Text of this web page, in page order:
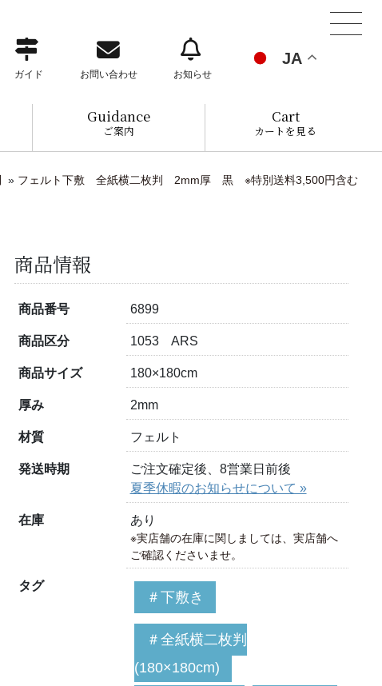
ガイド お問い合わせ お知らせ
JA
Guidance
ご案内
Cart
カートを見る
» フェルト下敷 全紙横二枚判 2mm厚 黒 ※特別送料3,500円含む
商品情報
商品番号 6899
商品区分 1053 ARS
商品サイズ 180×180cm
厚み 2mm
材質 フェルト
発送時期
ご注文確定後、8営業日前後
夏季休暇のお知らせについて »
在庫 あり
※実店舗の在庫に関しましては、実店舗へ
ご確認くださいませ。
タグ
＃下敷き
＃全紙横二枚判
(180×180cm)